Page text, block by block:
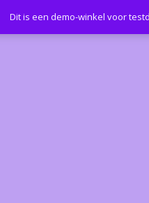
Dit is een demo-winkel voor